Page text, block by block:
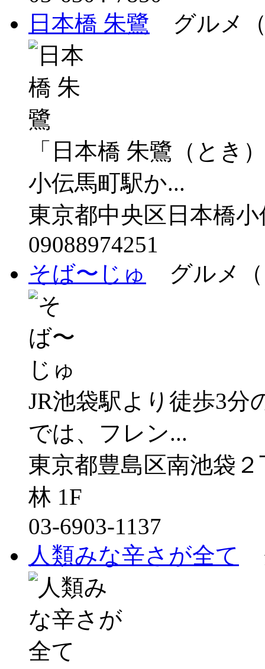
日本橋 朱鷺 グルメ
「日本橋 朱鷺（とき
小伝馬町駅か...
東京都中央区日本橋小
09088974251
そば〜じゅ
グルメ（
JR池袋駅より徒歩3分
では、フレン...
東京都豊島区南池袋
林 1F
03-6903-1137
人類みな辛さが全て